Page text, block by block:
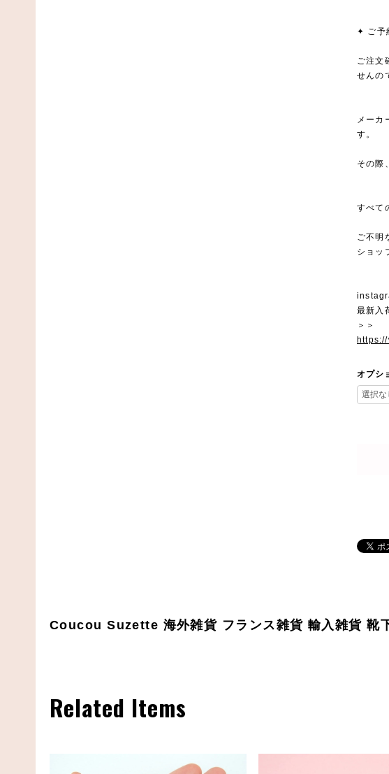
✦ ご予
ご注文
せんの
メーカ
す。
その際
すべて
ご不明
ショッ
最新入
＞＞
オプシ
Coucou Suzette 海外雑貨 フランス雑貨 輸入雑貨 靴
Related Items